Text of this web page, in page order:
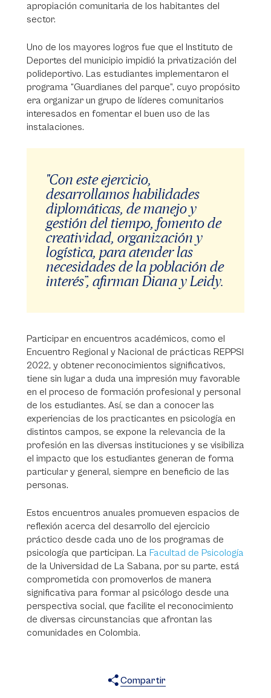
apropiación comunitaria de los habitantes del
sector.
Uno de los mayores logros fue que el Instituto de
Deportes del municipio impidió la privatización del
polideportivo. Las estudiantes implementaron el
programa “Guardianes del parque”, cuyo propósito
era organizar un grupo de líderes comunitarios
interesados en fomentar el buen uso de las
instalaciones.
"Con este ejercicio,
desarrollamos habilidades
diplomáticas, de manejo y
gestión del tiempo, fomento de
creatividad, organización y
logística, para atender las
necesidades de la población de
interés”, afirman Diana y Leidy.
Participar en encuentros académicos, como el
Encuentro Regional y Nacional de prácticas REPPSI
2022, y obtener reconocimientos significativos,
tiene sin lugar a duda una impresión muy favorable
en el proceso de formación profesional y personal
de los estudiantes. Así, se dan a conocer las
experiencias de los practicantes en psicología en
distintos campos, se expone la relevancia de la
profesión en las diversas instituciones y se visibiliza
el impacto que los estudiantes generan de forma
particular y general, siempre en beneficio de las
personas.
Estos encuentros anuales promueven espacios de
reflexión acerca del desarrollo del ejercicio
práctico desde cada uno de los programas de
psicología que participan. La Facultad de Psicología
de la Universidad de La Sabana, por su parte, está
comprometida con promoverlos de manera
significativa para formar al psicólogo desde una
perspectiva social, que facilite el reconocimiento
de diversas circunstancias que afrontan las
comunidades en Colombia.
Compartir